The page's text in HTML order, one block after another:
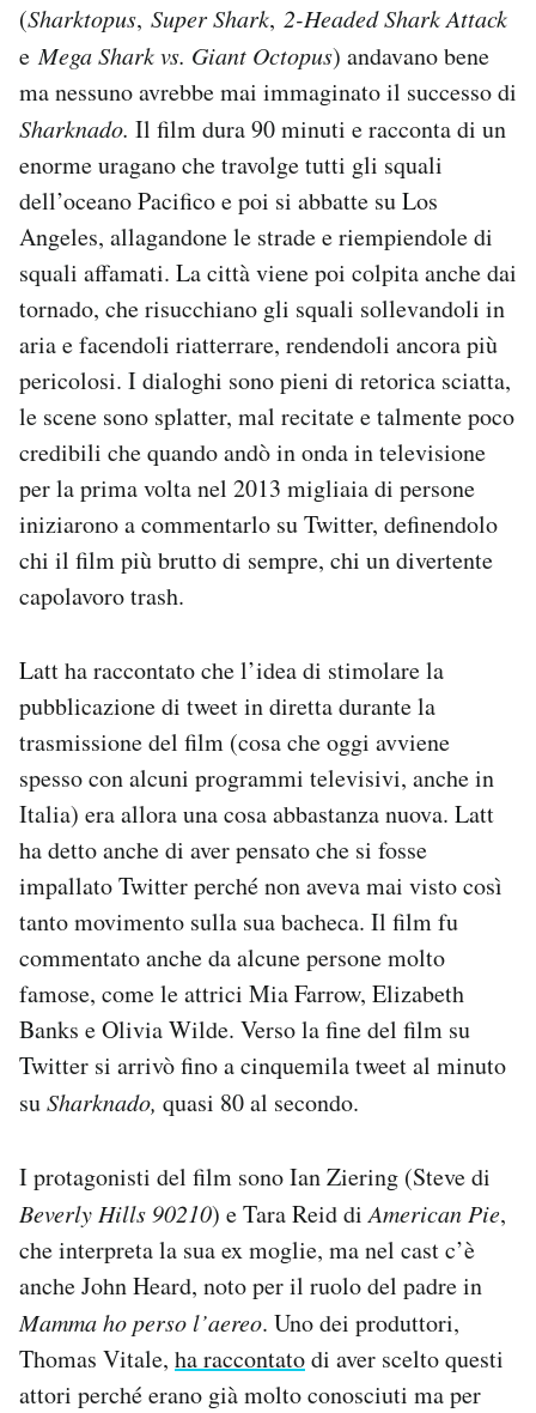
(Sharktopus, Super Shark, 2-Headed Shark Attack
eMega Shark vs. Giant Octopus) andavano bene
ma nessuno avrebbe mai immaginato il successo di
Sharknado. Il film dura 90 minuti e racconta di un
enorme uragano che travolge tutti gli squali
dell’oceano Pacifico e poi si abbatte su Los
Angeles, allagandone le strade e riempiendole di
squali affamati. La città viene poi colpita anche dai
tornado, che risucchiano gli squali sollevandoli in
aria e facendoli riatterrare, rendendoli ancora più
pericolosi. I dialoghi sono pieni di retorica sciatta,
le scene sono splatter, mal recitate e talmente poco
credibili che quando andò in onda in televisione
per la prima volta nel 2013 migliaia di persone
iniziarono a commentarlo su Twitter, definendolo
chi il film più brutto di sempre, chi un divertente
capolavoro trash.
Latt ha raccontato che l’idea di stimolare la
pubblicazione di tweet in diretta durante la
trasmissione del film (cosa che oggi avviene
spesso con alcuni programmi televisivi, anche in
Italia) era allora una cosa abbastanza nuova. Latt
ha detto anche di aver pensato che si fosse
impallato Twitter perché non aveva mai visto così
tanto movimento sulla sua bacheca. Il film fu
commentato anche da alcune persone molto
famose, come le attrici Mia Farrow, Elizabeth
Banks e Olivia Wilde. Verso la fine del film su
Twitter si arrivò fino a cinquemila tweet al minuto
suSharknado, quasi 80 al secondo.
I protagonisti del film sono Ian Ziering (Steve di
Beverly Hills 90210) e Tara Reid diAmerican Pie,
che interpreta la sua ex moglie, ma nel cast c’è
anche John Heard, noto per il ruolo del padre in
Mamma ho perso l’aereo. Uno dei produttori,
Thomas Vitale, ha raccontatodi aver scelto questi
attori perché erano già molto conosciuti ma per